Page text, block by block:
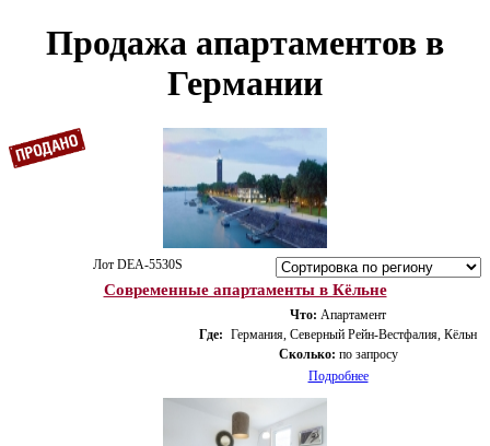
Продажа апартаментов в
Германии
Лот DEA-5530S
Современные апартаменты в Кёльне
Что: Апартамент
Где: Германия, Северный Рейн-Вестфалия, Кёльн
Сколько: по запросу
Подробнее